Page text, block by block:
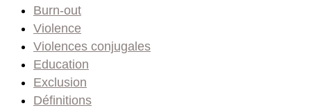
Burn-out
Violence
Violences conjugales
Education
Exclusion
Définitions